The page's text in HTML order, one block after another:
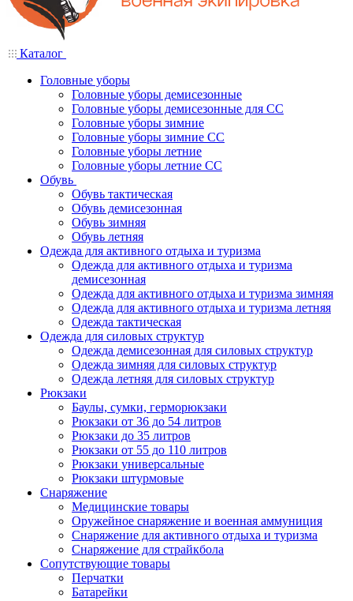
Каталог
Головные уборы
Головные уборы демисезонные
Головные уборы демисезонные для СС
Головные уборы зимние
Головные уборы зимние СС
Головные уборы летние
Головные уборы летние СС
Обувь
Обувь тактическая
Обувь демисезонная
Обувь зимняя
Обувь летняя
Одежда для активного отдыха и туризма
Одежда для активного отдыха и туризма
демисезонная
Одежда для активного отдыха и туризма зимняя
Одежда для активного отдыха и туризма летняя
Одежда тактическая
Одежда для силовых структур
Одежда демисезонная для силовых структур
Одежда зимняя для силовых структур
Одежда летняя для силовых структур
Рюкзаки
Баулы, сумки, герморюкзаки
Рюкзаки от 36 до 54 литров
Рюкзаки до 35 литров
Рюкзаки от 55 до 110 литров
Рюкзаки универсальные
Рюкзаки штурмовые
Снаряжение
Медицинские товары
Оружейное снаряжение и военная аммуниция
Снаряжение для активного отдыха и туризма
Снаряжение для страйкбола
Сопутствующие товары
Перчатки
Батарейки